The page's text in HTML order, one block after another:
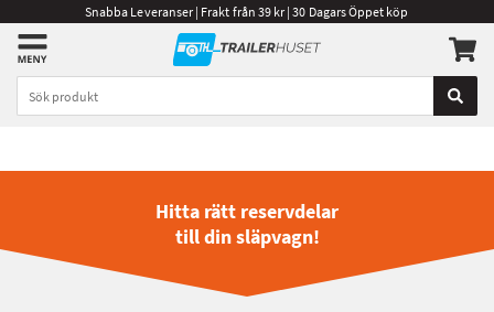
Snabba Leveranser | Frakt från 39 kr | 30 Dagars Öppet köp
Hitta rätt reservdelar
till din släpvagn!